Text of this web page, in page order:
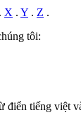
. X . Y . Z .
tôi:
tiếng việt